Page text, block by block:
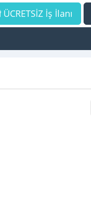
ÜCRETSİZ İş İlanı